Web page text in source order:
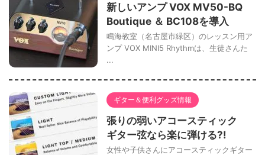
新しいアンプ VOX MV50-BQ
Boutique ＆ BC108を導入
鳴海教室（名古屋市緑区）のレッスン用ア
ンプ VOX MINI5 Rhythmは、生徒さんた
...
ギター＆便利グッズ情報
張りの弱いアコースティック
ギター弦なら楽に弾ける?!
女性や子供さんにアコースティックギター